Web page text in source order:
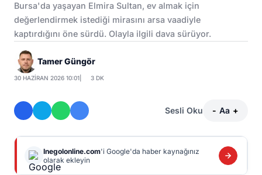
Bursa'da yaşayan Elmira Sultan, ev almak için
değerlendirmek istediği mirasını arsa vaadiyle
kaptırdığını öne sürdü. Olayla ilgili dava sürüyor.
Tamer Güngör
30 HAZIRAN 2026 10:01 3 DK
Sesli Oku - Aa +
Inegolonline.com'i Google'da haber kaynağınız
olarak ekleyin